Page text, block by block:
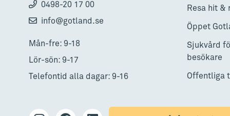
0498-20 17 00
info@gotland.se
Mån-fre: 9-18
Lör-sön: 9-17
Telefontid alla dagar: 9-16
Resa hit &
Öppet
Sjukvård
besökare
Offentliga